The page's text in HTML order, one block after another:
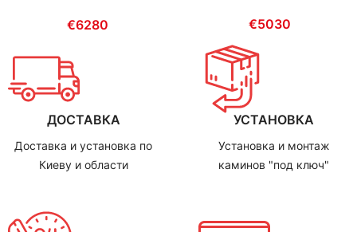
€6280 €5030
ДОСТАВКА
Доставка и установка по
Киеву и области
УСТАНОВКА
Установка и монтаж
каминов "под ключ"